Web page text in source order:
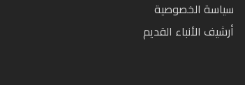
سياسة الخصوصية
أرشيف الأنباء القديم